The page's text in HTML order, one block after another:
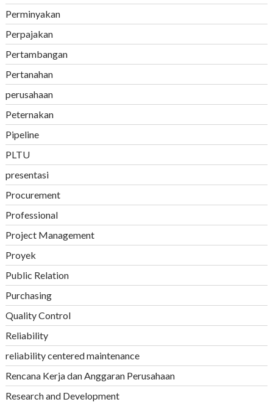
Perminyakan
Perpajakan
Pertambangan
Pertanahan
perusahaan
Peternakan
Pipeline
PLTU
presentasi
Procurement
Professional
Project Management
Proyek
Public Relation
Purchasing
Quality Control
Reliability
reliability centered maintenance
Rencana Kerja dan Anggaran Perusahaan
Research and Development